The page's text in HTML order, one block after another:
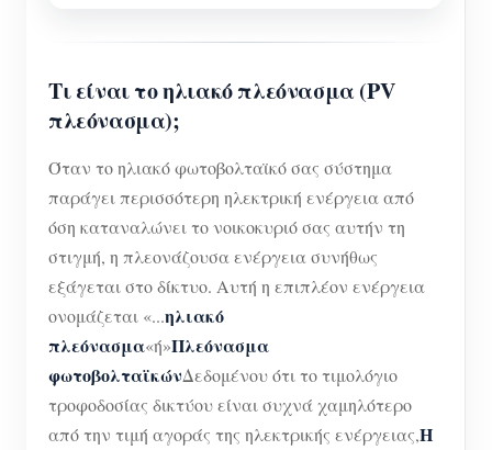
Τι είναι το ηλιακό πλεόνασμα (PV
πλεόνασμα);
Όταν το ηλιακό φωτοβολταϊκό σας σύστημα
παράγει περισσότερη ηλεκτρική ενέργεια από
όση καταναλώνει το νοικοκυριό σας αυτήν τη
στιγμή, η πλεονάζουσα ενέργεια συνήθως
εξάγεται στο δίκτυο. Αυτή η επιπλέον ενέργεια
ονομάζεται «...ηλιακό
πλεόνασμα«ή»Πλεόνασμα
φωτοβολταϊκώνΔεδομένου ότι το τιμολόγιο
τροφοδοσίας δικτύου είναι συχνά χαμηλότερο
από την τιμή αγοράς της ηλεκτρικής ενέργειας,Η